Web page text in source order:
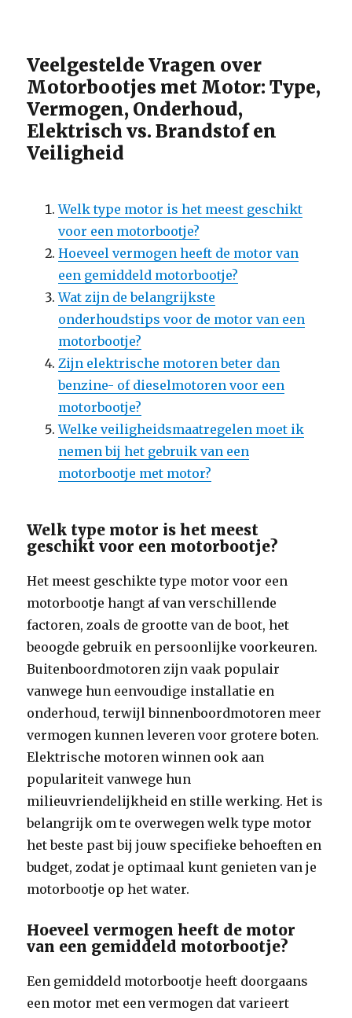
Veelgestelde Vragen over
Motorbootjes met Motor: Type,
Vermogen, Onderhoud,
Elektrisch vs. Brandstof en
Veiligheid
Welk type motor is het meest geschikt
voor een motorbootje?
Hoeveel vermogen heeft de motor van
een gemiddeld motorbootje?
Wat zijn de belangrijkste
onderhoudstips voor de motor van een
motorbootje?
Zijn elektrische motoren beter dan
benzine- of dieselmotoren voor een
motorbootje?
Welke veiligheidsmaatregelen moet ik
nemen bij het gebruik van een
motorbootje met motor?
Welk type motor is het meest
geschikt voor een motorbootje?
Het meest geschikte type motor voor een
motorbootje hangt af van verschillende
factoren, zoals de grootte van de boot, het
beoogde gebruik en persoonlijke voorkeuren.
Buitenboordmotoren zijn vaak populair
vanwege hun eenvoudige installatie en
onderhoud, terwijl binnenboordmotoren meer
vermogen kunnen leveren voor grotere boten.
Elektrische motoren winnen ook aan
populariteit vanwege hun
milieuvriendelijkheid en stille werking. Het is
belangrijk om te overwegen welk type motor
het beste past bij jouw specifieke behoeften en
budget, zodat je optimaal kunt genieten van je
motorbootje op het water.
Hoeveel vermogen heeft de motor
van een gemiddeld motorbootje?
Een gemiddeld motorbootje heeft doorgaans
een motor met een vermogen dat varieert